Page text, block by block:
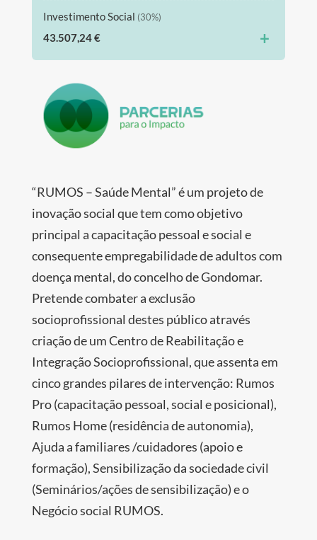
Investimento Social (30%)
43.507,24 € +
“RUMOS – Saúde Mental” é um projeto de
inovação social que tem como objetivo
principal a capacitação pessoal e social e
consequente empregabilidade de adultos com
doença mental, do concelho de Gondomar.
Pretende combater a exclusão
socioprofissional destes público através
criação de um Centro de Reabilitação e
Integração Socioprofissional, que assenta em
cinco grandes pilares de intervenção: Rumos
Pro (capacitação pessoal, social e posicional),
Rumos Home (residência de autonomia),
Ajuda a familiares /cuidadores (apoio e
formação), Sensibilização da sociedade civil
(Seminários/ações de sensibilização) e o
Negócio social RUMOS.